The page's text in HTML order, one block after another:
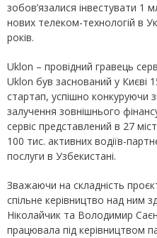
зобов’язалися інвестувати 1
нових телеком-технологій в
років.
Uklon – провідний гравець
Uklon був заснований у Києві
стартап, успішно конкуруючи
залучення зовнішнього
сервіс представлений в 27
100 тис. активних водіїв-
послуги в Узбекистані.
Зважаючи на складність
спільне керівництво над ним
Ніколайчик та Володимир
працювала під керівництвом